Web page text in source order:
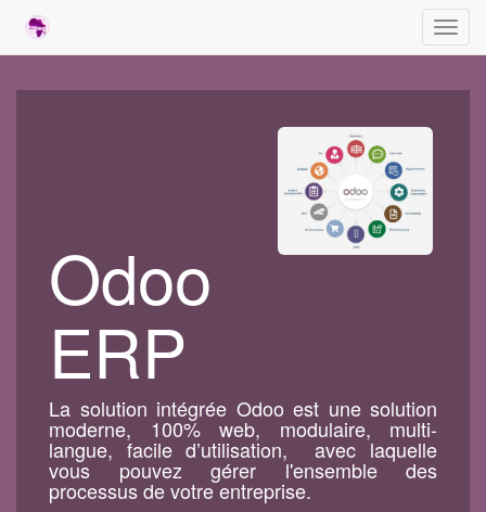
Odoo
ERP
La solution intégrée Odoo est une solution
moderne, 100% web, modulaire, multi-
langue, facile d’utilisation, avec laquelle
vous pouvez gérer l'ensemble des
processus de votre entreprise.